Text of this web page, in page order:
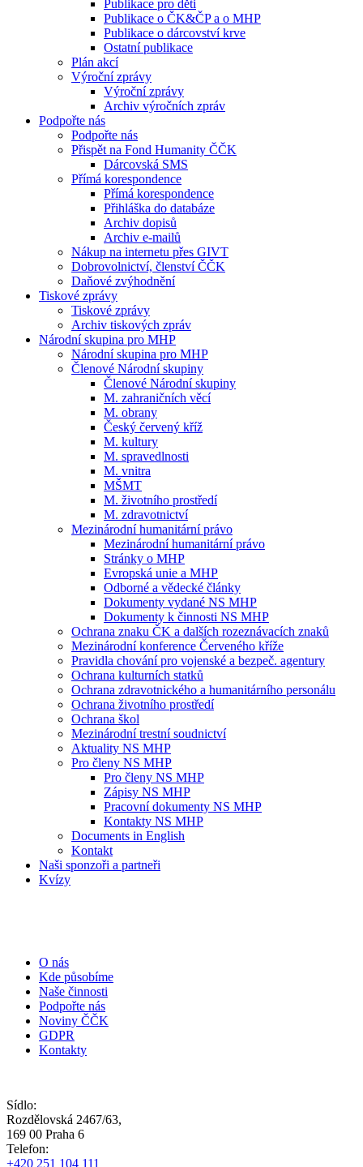
Publikace pro děti
Publikace o ČK&ČP a o MHP
Publikace o dárcovství krve
Ostatní publikace
Plán akcí
Výroční zprávy
Výroční zprávy
Archiv výročních zpráv
Podpořte nás
Podpořte nás
Přispět na Fond Humanity ČČK
Dárcovská SMS
Přímá korespondence
Přímá korespondence
Přihláška do databáze
Archiv dopisů
Archiv e-mailů
Nákup na internetu přes GIVT
Dobrovolnictví, členství ČČK
Daňové zvýhodnění
Tiskové zprávy
Tiskové zprávy
Archiv tiskových zpráv
Národní skupina pro MHP
Národní skupina pro MHP
Členové Národní skupiny
Členové Národní skupiny
M. zahraničních věcí
M. obrany
Český červený kříž
M. kultury
M. spravedlnosti
M. vnitra
MŠMT
M. životního prostředí
M. zdravotnictví
Mezinárodní humanitární právo
Mezinárodní humanitární právo
Stránky o MHP
Evropská unie a MHP
Odborné a vědecké články
Dokumenty vydané NS MHP
Dokumenty k činnosti NS MHP
Ochrana znaku ČK a dalších rozeznávacích znaků
Mezinárodní konference Červeného kříže
Pravidla chování pro vojenské a bezpeč. agentury
Ochrana kulturních statků
Ochrana zdravotnického a humanitárního personálu
Ochrana životního prostředí
Ochrana škol
Mezinárodní trestní soudnictví
Aktuality NS MHP
Pro členy NS MHP
Pro členy NS MHP
Zápisy NS MHP
Pracovní dokumenty NS MHP
Kontakty NS MHP
Documents in English
Kontakt
Naši sponzoři a partneři
Kvízy
O nás
Kde působíme
Naše činnosti
Podpořte nás
Noviny ČČK
GDPR
Kontakty
Sídlo:
Rozdělovská 2467/63,
169 00 Praha 6
Telefon:
+420 251 104 111